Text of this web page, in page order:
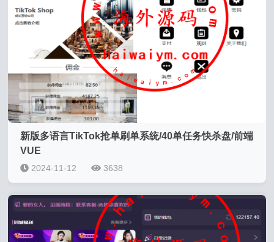
新版多语言TikTok抢单刷单系统/40单任务快杀盘/前端
VUE
2024-11-12 3638